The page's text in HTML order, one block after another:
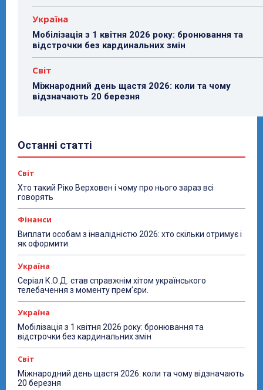
Україна
Мобілізація з 1 квітня 2026 року: бронювання та
відстрочки без кардинальних змін
Світ
Міжнародний день щастя 2026: коли та чому
відзначають 20 березня
Останні статті
Світ
Хто такий Ріко Верховен і чому про нього зараз всі
говорять
Фінанси
Виплати особам з інвалідністю 2026: хто скільки отримує і
як оформити
Україна
Серіал К.О.Д. став справжнім хітом українського
телебачення з моменту прем’єри.
Україна
Мобілізація з 1 квітня 2026 року: бронювання та
відстрочки без кардинальних змін
Світ
Міжнародний день щастя 2026: коли та чому відзначають
20 березня